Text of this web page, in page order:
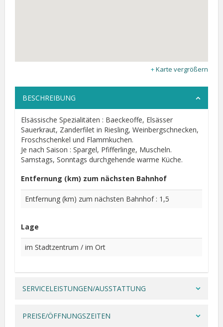
Karte vergrößern
BESCHREIBUNG
Elsässische Spezialitäten : Baeckeoffe, Elsässer
Sauerkraut, Zanderfilet in Riesling, Weinbergschnecken,
Froschschenkel und Flammkuchen.
Je nach Saison : Spargel, Pfifferlinge, Muscheln.
Samstags, Sonntags durchgehende warme Küche.
Entfernung (km) zum nächsten Bahnhof
Entfernung (km) zum nächsten Bahnhof : 1,5
Lage
im Stadtzentrum / im Ort
SERVICELEISTUNGEN/AUSSTATTUNG
PREISE/ÖFFNUNGSZEITEN